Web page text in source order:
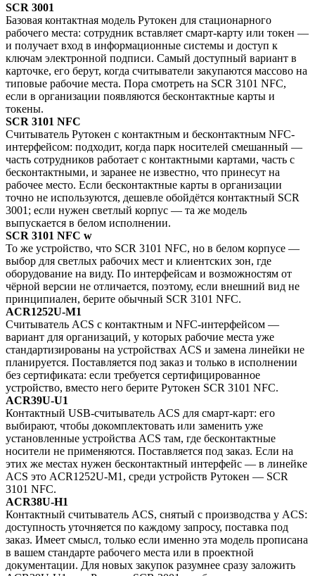
SCR 3001
Базовая контактная модель Рутокен для стационарного
рабочего места: сотрудник вставляет смарт-карту или токен —
и получает вход в информационные системы и доступ к
ключам электронной подписи. Самый доступный вариант в
карточке, его берут, когда считыватели закупаются массово на
типовые рабочие места. Пора смотреть на SCR 3101 NFC,
если в организации появляются бесконтактные карты и
токены.
SCR 3101 NFC
Считыватель Рутокен с контактным и бесконтактным NFC-
интерфейсом: подходит, когда парк носителей смешанный —
часть сотрудников работает с контактными картами, часть с
бесконтактными, и заранее не известно, что принесут на
рабочее место. Если бесконтактные карты в организации
точно не используются, дешевле обойдётся контактный SCR
3001; если нужен светлый корпус — та же модель
выпускается в белом исполнении.
SCR 3101 NFC w
То же устройство, что SCR 3101 NFC, но в белом корпусе —
выбор для светлых рабочих мест и клиентских зон, где
оборудование на виду. По интерфейсам и возможностям от
чёрной версии не отличается, поэтому, если внешний вид не
принципиален, берите обычный SCR 3101 NFC.
ACR1252U-M1
Считыватель ACS с контактным и NFC-интерфейсом —
вариант для организаций, у которых рабочие места уже
стандартизированы на устройствах ACS и замена линейки не
планируется. Поставляется под заказ и только в исполнении
без сертификата: если требуется сертифицированное
устройство, вместо него берите Рутокен SCR 3101 NFC.
ACR39U-U1
Контактный USB-считыватель ACS для смарт-карт: его
выбирают, чтобы докомплектовать или заменить уже
установленные устройства ACS там, где бесконтактные
носители не применяются. Поставляется под заказ. Если на
этих же местах нужен бесконтактный интерфейс — в линейке
ACS это ACR1252U-M1, среди устройств Рутокен — SCR
3101 NFC.
ACR38U-H1
Контактный считыватель ACS, снятый с производства у ACS:
доступность уточняется по каждому запросу, поставка под
заказ. Имеет смысл, только если именно эта модель прописана
в вашем стандарте рабочего места или в проектной
документации. Для новых закупок разумнее сразу заложить